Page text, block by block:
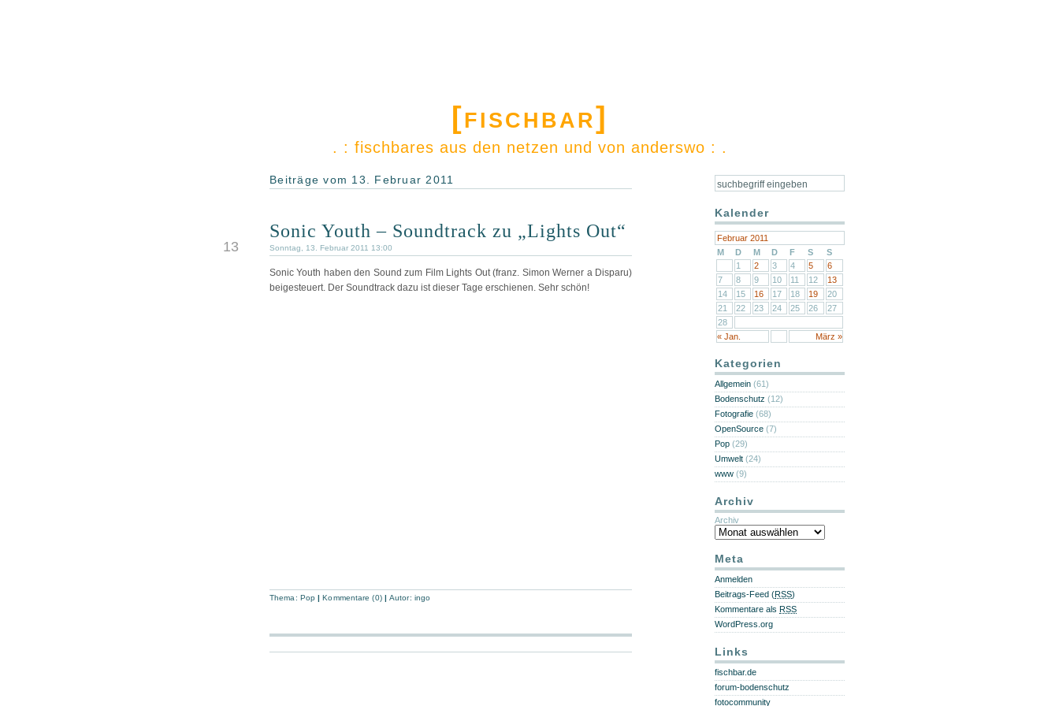
[fischbar]
. : fischbares aus den netzen und von anderswo : .
Beiträge vom 13. Februar 2011
13
Sonic Youth – Soundtrack zu „Lights Out“
Sonntag, 13. Februar 2011 13:00
Sonic Youth haben den Sound zum Film Lights Out (franz. Simon Werner a Disparu)
beigesteuert. Der Soundtrack dazu ist dieser Tage erschienen. Sehr schön!
Thema: Pop |Kommentare (0)|Autor: ingo
Kalender
Februar 2011
M
D M D F S S
« Jan. März »
1 2 3 4 5
6
7
8 9 10 11 12
13
14
15 16 17 18 19
20
21
22 23 24 25 26
27
28
Kategorien
Allgemein (61)
Bodenschutz (12)
Fotografie (68)
OpenSource (7)
Pop (29)
Umwelt (24)
www (9)
Archiv
Archiv
Meta
Anmelden
Beitrags-Feed (RSS)
Kommentare als RSS
WordPress.org
Links
fischbar.de
forum-bodenschutz
fotocommunity